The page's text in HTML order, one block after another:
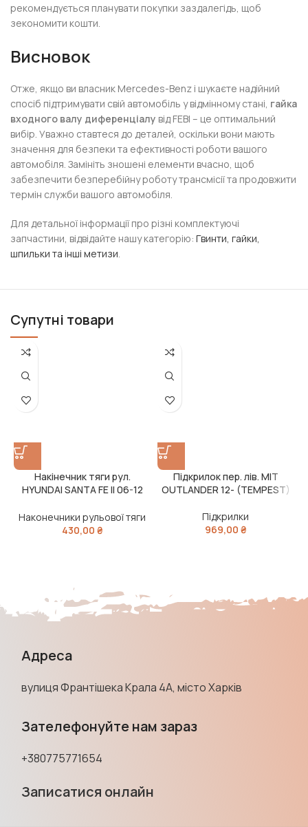
рекомендується планувати покупки заздалегідь, щоб
зекономити кошти.
Висновок
Отже, якщо ви власник Mercedes-Benz і шукаєте надійний
спосіб підтримувати свій автомобіль у відмінному стані, гайка
входного валу диференціалу від FEBI – це оптимальний
вибір. Уважно ставтеся до деталей, оскільки вони мають
значення для безпеки та ефективності роботи вашого
автомобіля. Замініть зношені елементи вчасно, щоб
забезпечити безперебійну роботу трансмісії та продовжити
термін служби вашого автомобіля.
Для детальної інформації про різні комплектуючі
запчастини, відвідайте нашу категорію:Гвинти, гайки,
шпильки та інші метизи.
Супутні товари
Накінечник тяги рул.
HYUNDAI SANTA FE II 06-12
Наконечники рульової тяги
430,00 ₴
Підкрилок пер. лів. MIT
OUTLANDER 12- (TEMPEST)
Підкрилки
969,00 ₴
Адреса
вулиця Франтішека Крала 4А, місто Харків
Зателефонуйте нам зараз
+380775771654
Записатися онлайн